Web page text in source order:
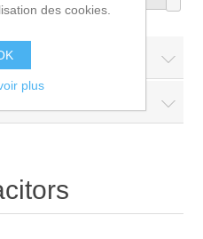
des cookies.
plus